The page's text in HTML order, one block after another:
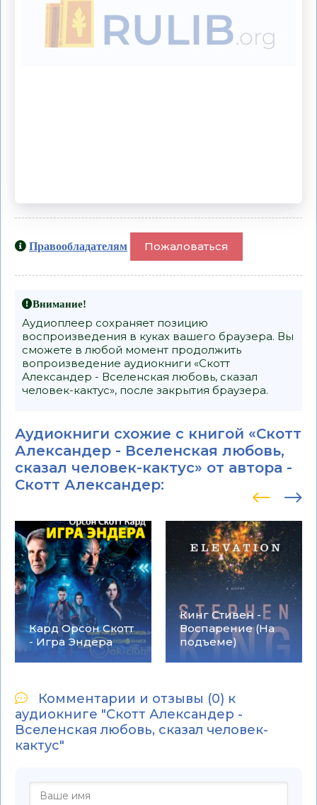
Правообладателям Пожаловаться
Внимание!
Аудиоплеер сохраняет позицию
воспроизведения в куках вашего браузера. Вы
сможете в любой момент продолжить
вопроизведение аудиокниги «Скотт
Александер - Вселенская любовь, сказал
человек-кактус», после закрытия браузера.
Аудиокниги схожие с книгой «Скотт
Александер - Вселенская любовь,
сказал человек-кактус» от автора -
Скотт Александер:
Кард Орсон Скотт
- Игра Эндера
Кинг Стивен -
Воспарение (На
подъеме)
Комментарии и отзывы (0) к
аудиокниге "Скотт Александер -
Вселенская любовь, сказал человек-
кактус"